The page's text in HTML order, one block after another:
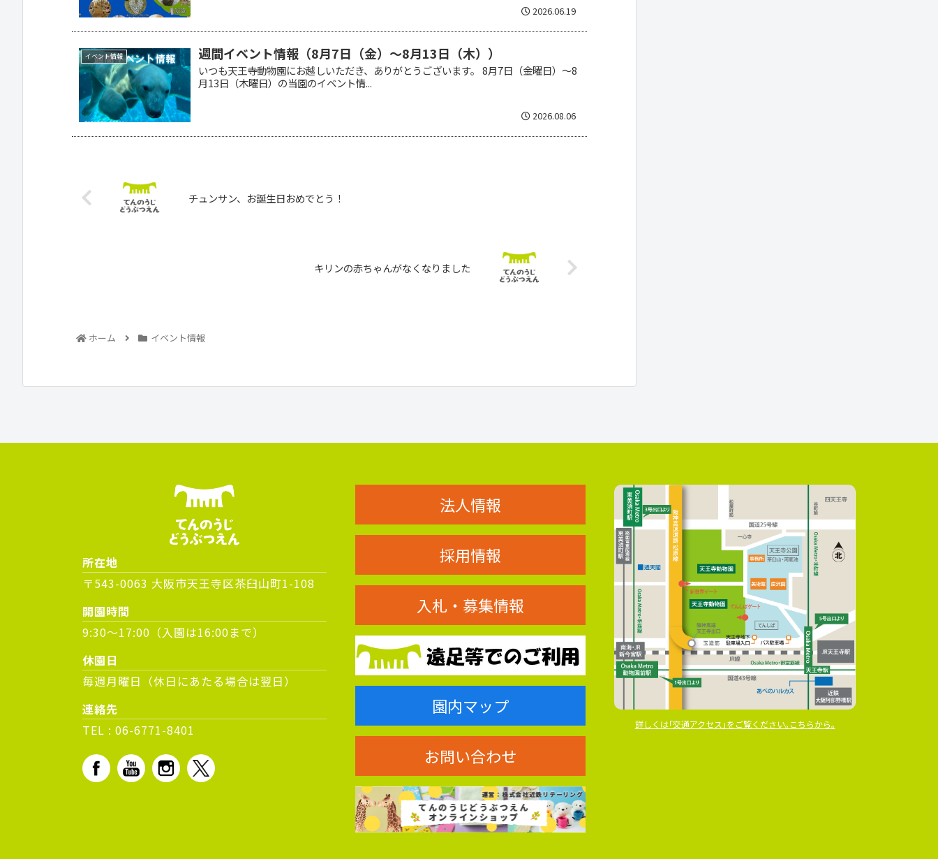
2026.06.19
イベント情報 週間イベント情報（8月7日（金）～8月13日（木））
いつも天王寺動物園にお越しいただき、ありがとうございます。 8月7日（金曜日）～8
月13日（木曜日）の当園のイベント情...
2026.08.06
チュンサン、お誕生日おめでとう！
キリンの赤ちゃんがなくなりました
ホーム イベント情報
所在地
〒543-0063 大阪市天王寺区茶臼山町1-108
開園時間
9:30～17:00（入園は16:00まで）
休園日
毎週月曜日（休日にあたる場合は翌日）
連絡先
TEL : 06-6771-8401
法人情報
採用情報
入札・募集情報
園内マップ
お問い合わせ
詳しくは｢交通アクセス｣をご覧ください｡こちらから｡